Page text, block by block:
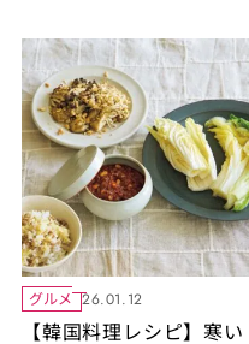
グルメ 26.01.12
【韓国料理レシピ】寒い